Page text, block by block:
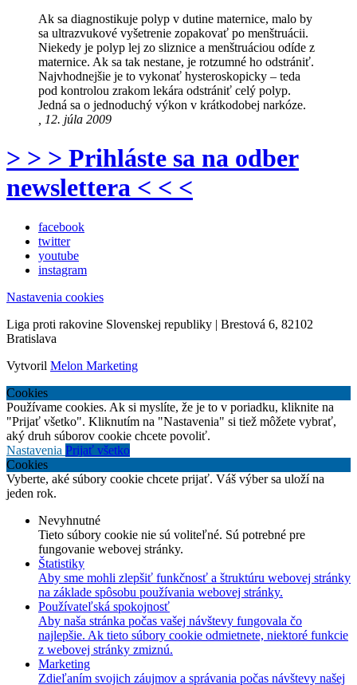
Ak sa diagnostikuje polyp v dutine maternice, malo by
sa ultrazvukové vyšetrenie zopakovať po menštruácii.
Niekedy je polyp lej zo sliznice a menštruáciou odíde z
maternice. Ak sa tak nestane, je rotzumné ho odstrániť.
Najvhodnejšie je to vykonať hysteroskopicky – teda
pod kontrolou zrakom lekára odstrániť celý polyp.
Jedná sa o jednoduchý výkon v krátkodobej narkóze.
, 12. júla 2009
> > > Prihláste sa na odber
newslettera < < <
facebook
twitter
youtube
instagram
Nastavenia cookies
Liga proti rakovine Slovenskej republiky | Brestová 6, 82102
Bratislava
Vytvoril Melon Marketing
Cookies
Používame cookies. Ak si myslíte, že je to v poriadku, kliknite na
"Prijať všetko". Kliknutím na "Nastavenia" si tiež môžete vybrať,
aký druh súborov cookie chcete povoliť.
Nastavenia Prijať všetko
Cookies
Vyberte, aké súbory cookie chcete prijať. Váš výber sa uloží na
jeden rok.
Nevyhnutné
Tieto súbory cookie nie sú voliteľné. Sú potrebné pre
fungovanie webovej stránky.
Štatistiky
Aby sme mohli zlepšiť funkčnosť a štruktúru webovej stránky
na základe spôsobu používania webovej stránky.
Používateľská spokojnosť
Aby naša stránka počas vašej návštevy fungovala čo
najlepšie. Ak tieto súbory cookie odmietnete, niektoré funkcie
z webovej stránky zmiznú.
Marketing
Zdieľaním svojich záujmov a správania počas návštevy našej